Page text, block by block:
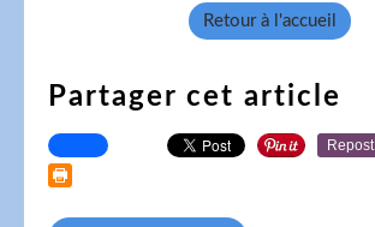
Retour à l'accueil
Partager cet article
Repost